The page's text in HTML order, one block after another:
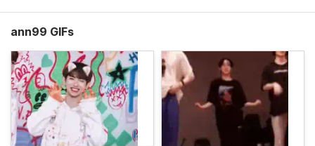
ann99 GIFs